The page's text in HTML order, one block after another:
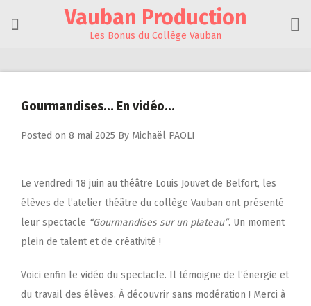
content
Vauban Production
Les Bonus du Collège Vauban
Gourmandises… En vidéo…
Posted on 8 mai 2025 By Michaël PAOLI
Le vendredi 18 juin au théâtre Louis Jouvet de Belfort, les
élèves de l’atelier théâtre du collège Vauban ont présenté
leur spectacle “Gourmandises sur un plateau”. Un moment
plein de talent et de créativité !
Voici enfin le vidéo du spectacle. Il témoigne de l’énergie et
du travail des élèves. À découvrir sans modération ! Merci à